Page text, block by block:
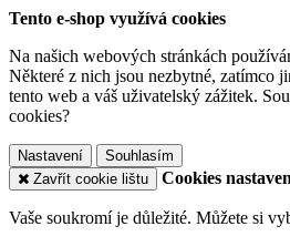
Tento e-shop využívá cookies
Na našich webových stránkách
Některé z nich jsou nezbytné, zatímco
tento web a váš uživatelský zážitek.
cookies?
Nastavení
Souhlasím
Zavřít cookie lištu
Cookies
Vaše soukromí je důležité. Můžete si